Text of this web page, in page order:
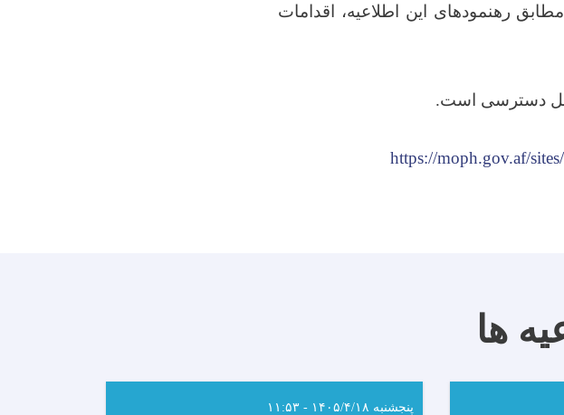
رهنمودهای این اطلاعیه، اقدامات
دسترسی است.
https://moph.gov.af/
ها
پنجشنبه ۱۴۰۵/۴/۱۸ - ۱۱:۵۳